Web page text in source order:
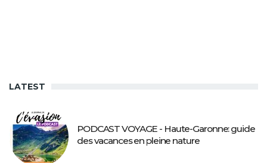
LATEST
PODCAST VOYAGE - Haute-Garonne: guide
des vacances en pleine nature